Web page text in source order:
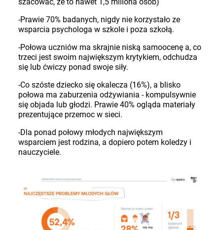
-Prawie 70% badanych, nigdy nie korzystało ze
wsparcia psychologa w szkole i poza szkołą.
-Połowa uczniów ma skrajnie niską samoocenę a, co
trzeci jest swoim największym krytykiem, odchudza
się lub ćwiczy ponad swoje siły.
-Co szóste dziecko się okalecza (16%), a blisko
połowa ma zaburzenia odżywiania - kompulsywnie
się objada lub głodzi. Prawie 40% ogląda materiały
prezentujące przemoc w sieci.
-Dla ponad połowy młodych największym
wsparciem jest rodzina, a dopiero potem koledzy i
nauczyciele.